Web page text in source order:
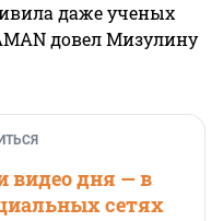
даже ученых
довел Мизулину
видео дня — в
сетях